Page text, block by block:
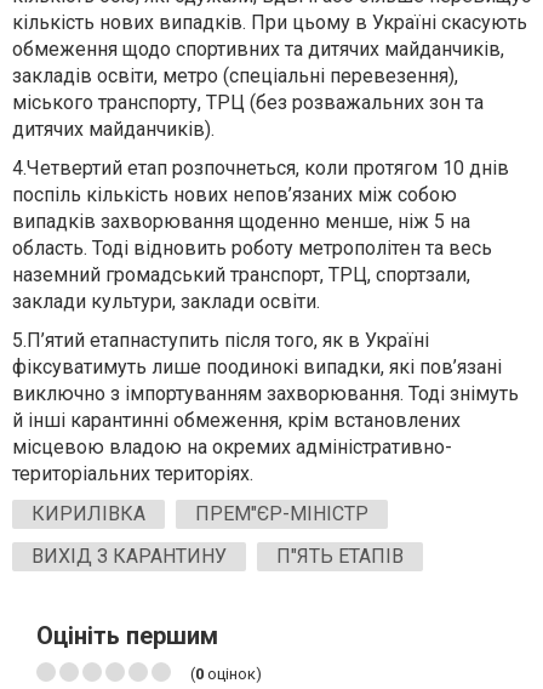
кількість нових випадків. При цьому в Україні скасують
обмеження щодо спортивних та дитячих майданчиків,
закладів освіти, метро (спеціальні перевезення),
міського транспорту, ТРЦ (без розважальних зон та
дитячих майданчиків).
4.Четвертий етап розпочнеться, коли протягом 10 днів
поспіль кількість нових непов’язаних між собою
випадків захворювання щоденно менше, ніж 5 на
область. Тоді відновить роботу метрополітен та весь
наземний громадський транспорт, ТРЦ, спортзали,
заклади культури, заклади освіти.
5.П’ятий етапнаступить після того, як в Україні
фіксуватимуть лише поодинокі випадки, які пов’язані
виключно з імпортуванням захворювання. Тоді знімуть
й інші карантинні обмеження, крім встановлених
місцевою владою на окремих адміністративно-
територіальних територіях.
КИРИЛІВКА
ПРЕМ"ЄР-МІНІСТР
ВИХІД З КАРАНТИНУ
П"ЯТЬ ЕТАПІВ
Оцініть першим
(0 оцінок)